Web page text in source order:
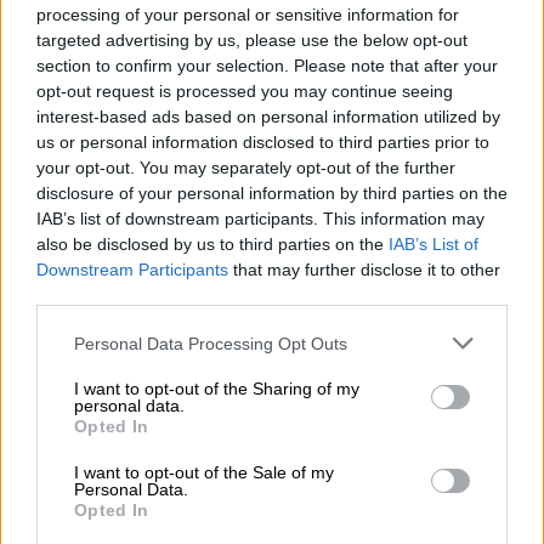
processing of your personal or sensitive information for
targeted advertising by us, please use the below opt-out
section to confirm your selection. Please note that after your
opt-out request is processed you may continue seeing
interest-based ads based on personal information utilized by
us or personal information disclosed to third parties prior to
your opt-out. You may separately opt-out of the further
disclosure of your personal information by third parties on the
IAB’s list of downstream participants. This information may
also be disclosed by us to third parties on the IAB’s List of
Downstream Participants that may further disclose it to other
Please note that this website/app uses one or more Google
not limited to your visit or usage behaviour. You may click to
grant or deny consent to Google and its third-party tags to
use your data for below specified purposes in below Google
consent section.
Personal Data Processing Opt Outs
I want to opt-out of the Sharing of my
personal data.
Opted In
I want to opt-out of the Sale of my
Personal Data.
Opted In
έχουν τοποθετηθεί για στρατιωτικές
επιχειρήσεις στο να βρίσκονται σε
ετοιμότητα για στρατιωτικές επιχειρήσεις»,
τόνισε ο αξιωματούχος.
ΔΙΑΒΑΣΤΕ ΕΠΙΣΗΣ
Οικονομία|21.02.2022 09:34
Σκυλακάκης στο OPEN: Δεν έχει
Πάσχα - Καθοριστικές οι εξελίξεις
στην Ουκρανία
Δένδιας: Θα επιστήσω την προσοχή
στα ζητήματα ασφάλειας της